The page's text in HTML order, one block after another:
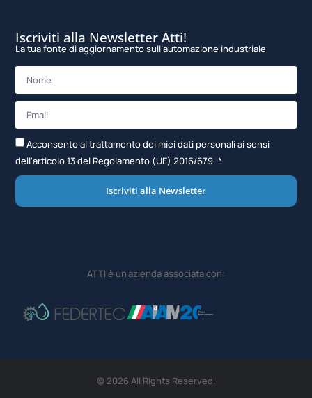
Iscriviti alla Newsletter Atti!
La tua fonte di aggiornamento sull’automazione industriale
Acconsento al trattamento dei miei dati personali ai sensi
dell'articolo 13 del Regolamento (UE) 2016/679. *
Iscriviti alla Newsletter
ATTI è un’azienda associata con:
© 2026 All Rights Reserved.